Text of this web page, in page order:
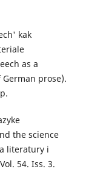
kak
as a
prose).
the science
literatury i
54. Iss. 3.